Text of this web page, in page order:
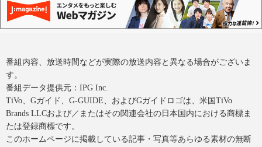
番組内容、放送時間などが実際の放送内容と異なる場合がございま
す。
番組データ提供元：IPG Inc.
TiVo、Gガイド、G-GUIDE、およびGガイドロゴは、米国TiVo
Brands LLCおよび／またはその関連会社の日本国内における商標ま
たは登録商標です。
このホームページに掲載している記事・写真等あらゆる素材の無断